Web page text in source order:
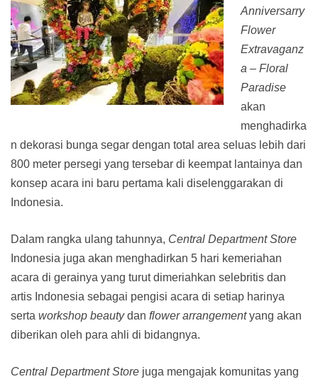
Anniversarry
Flower
Extravaganz
a – Floral
Paradise
akan
menghadirka
n dekorasi bunga segar dengan total area seluas lebih dari
800 meter persegi yang tersebar di keempat lantainya dan
konsep acara ini baru pertama kali diselenggarakan di
Indonesia.
Dalam rangka ulang tahunnya, Central Department Store
Indonesia juga akan menghadirkan 5 hari kemeriahan
acara di gerainya yang turut dimeriahkan selebritis dan
artis Indonesia sebagai pengisi acara di setiap harinya
serta workshop beautydan flower arrangementyang akan
diberikan oleh para ahli di bidangnya.
Central Department Store juga mengajak komunitas yang